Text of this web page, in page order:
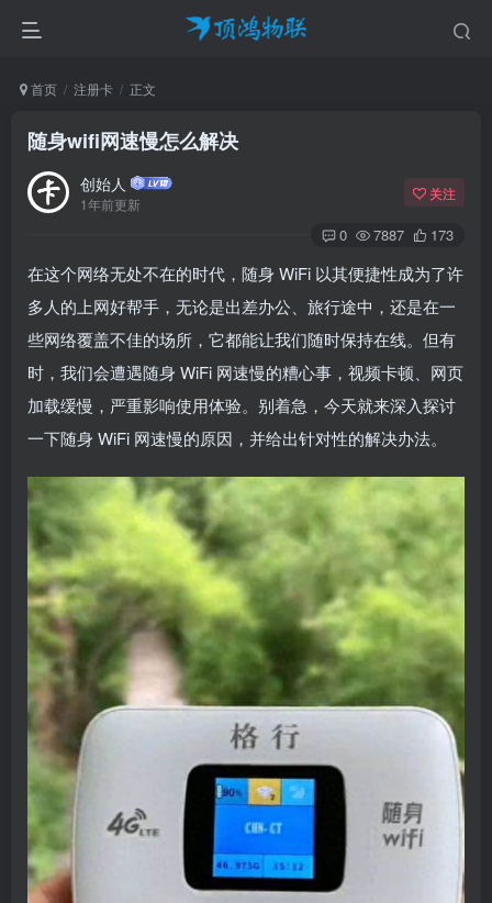
首页 注册卡 正文
随身wifi网速慢怎么解决
创始人
1年前更新
关注
0 7887 173
在这个网络无处不在的时代，随身 WiFi 以其便捷性成为了许
多人的上网好帮手，无论是出差办公、旅行途中，还是在一
些网络覆盖不佳的场所，它都能让我们随时保持在线。但有
时，我们会遭遇随身 WiFi 网速慢的糟心事，视频卡顿、网页
加载缓慢，严重影响使用体验。别着急，今天就来深入探讨
一下随身 WiFi 网速慢的原因，并给出针对性的解决办法。